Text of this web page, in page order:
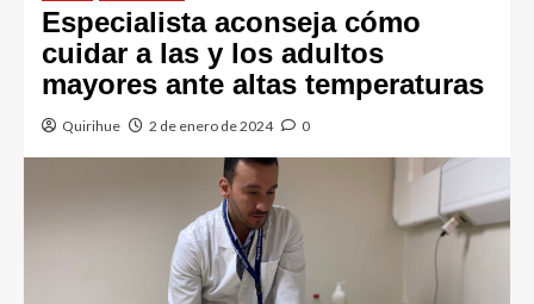
Especialista aconseja cómo
cuidar a las y los adultos
mayores ante altas temperaturas
Quirihue 2 de enero de 2024 0